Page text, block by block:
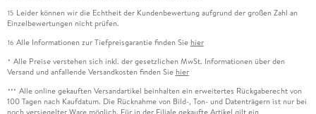
15 Leider können wir die Echtheit der Kundenbewertung aufgrund der großen Zahl an
Einzelbewertungen nicht prüfen.
16 Alle Informationen zur Tiefpreisgarantie finden Sie hier
* Alle Preise verstehen sich inkl. der gesetzlichen MwSt. Informationen über den
Versand und anfallende Versandkosten finden Sie hier
*** Alle online gekauften Versandartikel beinhalten ein erweitertes Rückgaberecht von
100 Tagen nach Kaufdatum. Die Rücknahme von Bild-, Ton- und Datenträgern ist nur bei
noch versiegelter Ware möglich. Für in der Filiale gekaufte Artikel gilt ein